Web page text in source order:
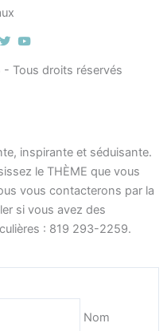
Tous droits réservés
inspirante et séduisante.
le THÈME que vous
vous contacterons par la
si vous avez des
: 819 293-2259.
Nom